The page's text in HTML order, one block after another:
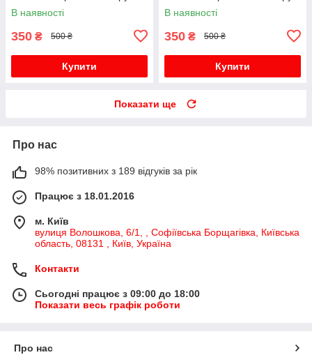
В наявності
350 ₴ 500 ₴
Купити
В наявності
350 ₴ 500 ₴
Купити
Показати ще
Про нас
98% позитивних з 189 відгуків за рік
Працює з 18.01.2016
м. Київ
вулиця Волошкова, 6/1, , Софіївська Борщагівка, Київська
область, 08131 , Київ, Україна
Контакти
Сьогодні працює з 09:00 до 18:00
Показати весь графік роботи
Про нас